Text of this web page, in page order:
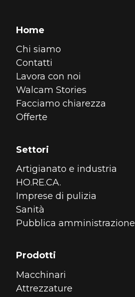
Home
Chi siamo
Contatti
Lavora con noi
Walcam Stories
Facciamo chiarezza
Offerte
Settori
Artigianato e industria
HO.RE.CA.
Imprese di pulizia
Sanità
Pubblica amministrazione
Prodotti
Macchinari
Attrezzature